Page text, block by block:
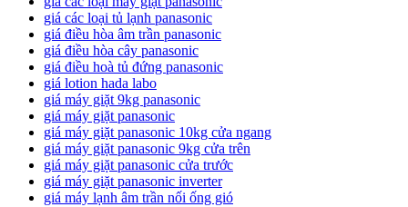
giá các loại tủ lạnh panasonic
giá điều hòa âm trần panasonic
giá điều hòa cây panasonic
giá điều hoà tủ đứng panasonic
giá lotion hada labo
giá máy giặt 9kg panasonic
giá máy giặt panasonic
giá máy giặt panasonic 10kg cửa ngang
giá máy giặt panasonic 9kg cửa trên
giá máy giặt panasonic cửa trước
giá máy giặt panasonic inverter
giá máy lạnh âm trần nối ống gió